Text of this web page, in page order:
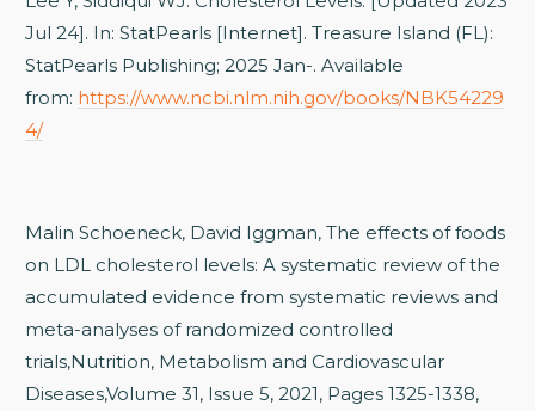
Jul 24]. In: StatPearls [Internet]. Treasure Island (FL):
StatPearls Publishing; 2025 Jan-. Available
from: https://www.ncbi.nlm.nih.gov/books/NBK54229
4/
Malin Schoeneck, David Iggman, The effects of foods
on LDL cholesterol levels: A systematic review of the
accumulated evidence from systematic reviews and
meta-analyses of randomized controlled
trials,Nutrition, Metabolism and Cardiovascular
Diseases,Volume 31, Issue 5, 2021, Pages 1325-1338,